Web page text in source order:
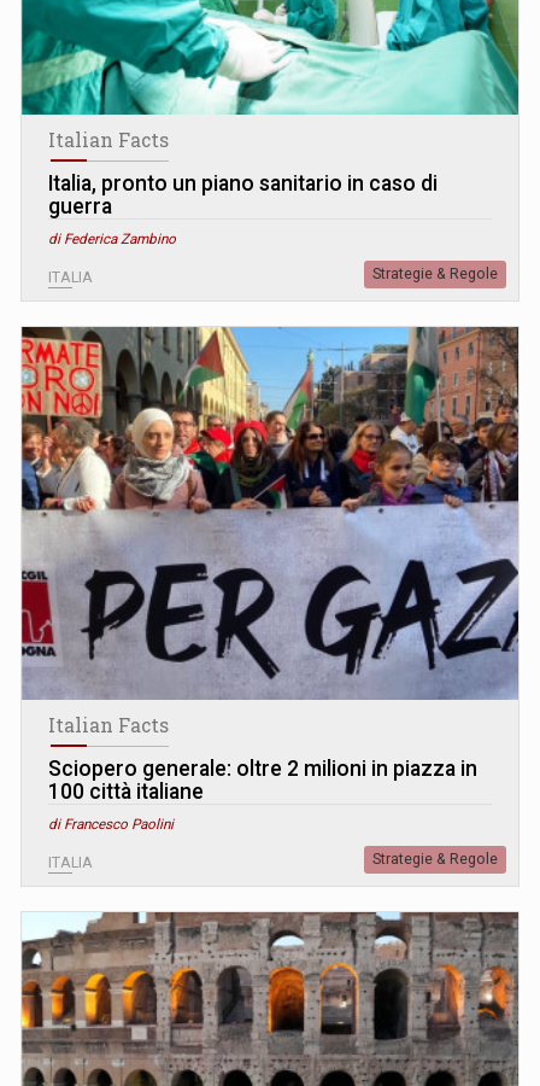
Italian Facts
Italia, pronto un piano sanitario in caso di
guerra
di Federica Zambino
ITALIA Strategie & Regole
Italian Facts
Sciopero generale: oltre 2 milioni in piazza in
100 città italiane
di Francesco Paolini
ITALIA Strategie & Regole